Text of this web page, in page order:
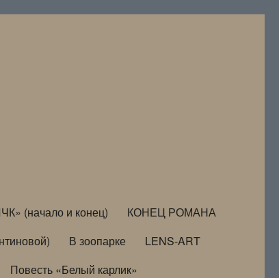
(начало и конец)
КОНЕЦ РОМАНА
В зоопарке
LENS-ART
Повесть «Белый карлик»